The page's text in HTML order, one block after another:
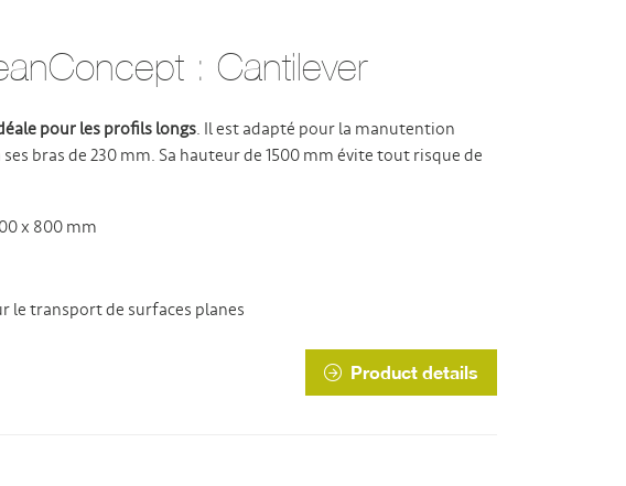
: Cantilever
pour les profils longs. Il est adapté pour la manutention
bras de 230 mm. Sa hauteur de 1500 mm évite tout risque de
x 800 mm
le transport de surfaces planes
Product details